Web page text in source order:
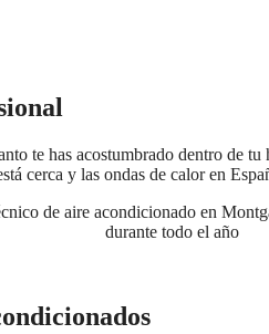
te has acostumbrado dentro de
cerca y las ondas de calor en
de aire acondicionado en
durante todo el año